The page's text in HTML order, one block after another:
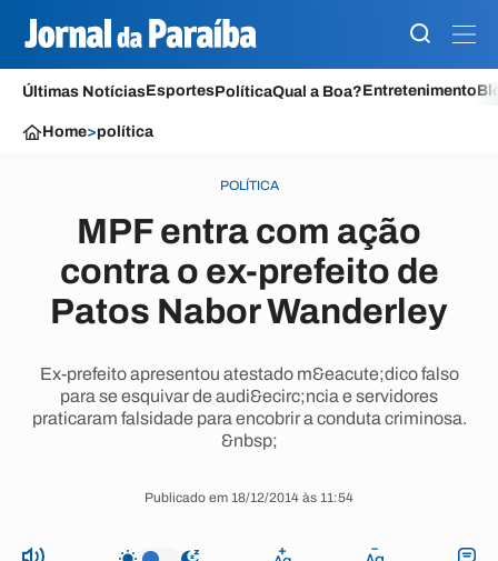
Últimas NotíciasEsportesPolíticaQual a Boa?Entretenimento
Home>política
POLÍTICA
MPF entra com ação
contra o ex-prefeito de
Patos Nabor Wanderley
Ex-prefeito apresentou atestado m&eacute;dico falso
para se esquivar de audi&ecirc;ncia e servidores
praticaram falsidade para encobrir a conduta criminosa.
&nbsp;
Publicado em 18/12/2014 às 11:54